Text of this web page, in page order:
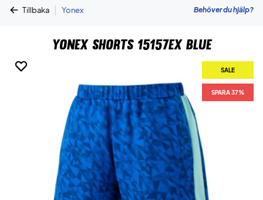
Tillbaka | Yonex Behöver du hjälp?
Yonex Shorts 15157EX Blue
SALE
SPARA 37%
SALE
SPARA 37%